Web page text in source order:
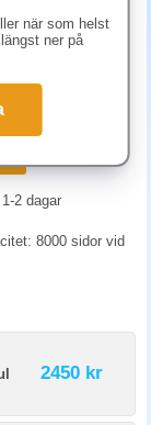
1-2 dagar
8000 sidor vid
2450 kr
när som helst
ner på